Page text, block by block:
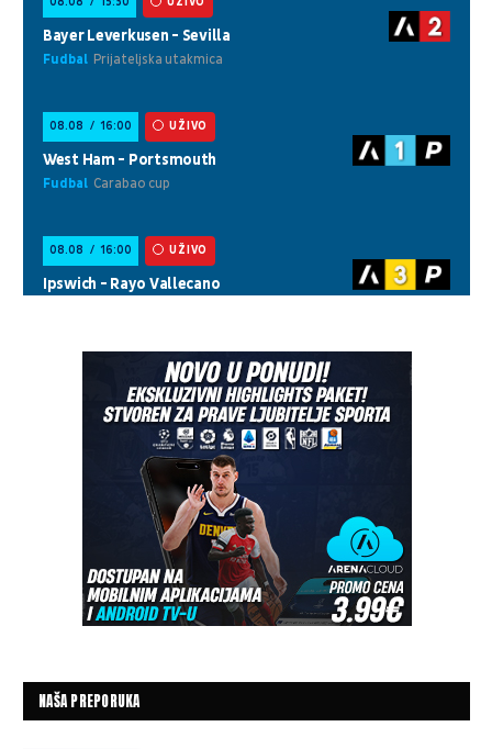
NAŠA PREPORUKA